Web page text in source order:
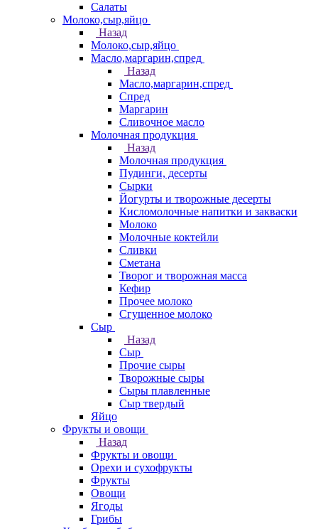
Салаты
Молоко,сыр,яйцо
Назад
Молоко,сыр,яйцо
Масло,маргарин,спред
Назад
Масло,маргарин,спред
Спред
Маргарин
Сливочное масло
Молочная продукция
Назад
Молочная продукция
Пудинги, десерты
Сырки
Йогурты и творожные десерты
Кисломолочные напитки и закваски
Молоко
Молочные коктейли
Сливки
Сметана
Творог и творожная масса
Кефир
Прочее молоко
Сгущенное молоко
Сыр
Назад
Сыр
Прочие сыры
Творожные сыры
Сыры плавленные
Сыр твердый
Яйцо
Фрукты и овощи
Назад
Фрукты и овощи
Орехи и сухофрукты
Фрукты
Овощи
Ягоды
Грибы